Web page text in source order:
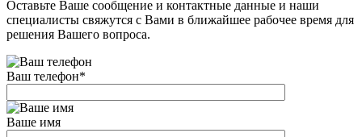
Оставьте Ваше сообщение и контактные данные и наши
специалисты свяжутся с Вами в ближайшее рабочее время для
решения Вашего вопроса.
Ваш телефон*
Ваше имя